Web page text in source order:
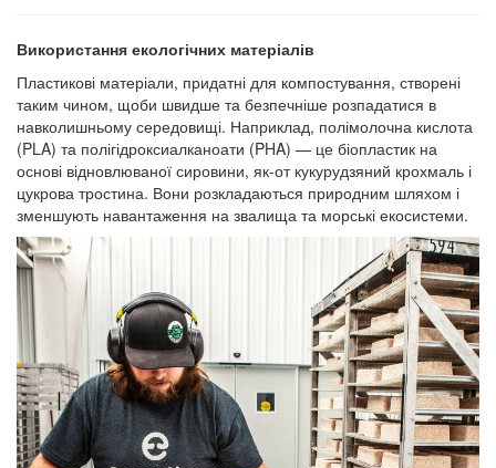
Використання екологічних матеріалів
Пластикові матеріали, придатні для компостування, створені
таким чином, щоби швидше та безпечніше розпадатися в
навколишньому середовищі. Наприклад, полімолочна кислота
(PLA) та полігідроксиалканоати (PHA) — це біопластик на
основі відновлюваної сировини, як-от кукурудзяний крохмаль і
цукрова тростина. Вони розкладаються природним шляхом і
зменшують навантаження на звалища та морські екосистеми.